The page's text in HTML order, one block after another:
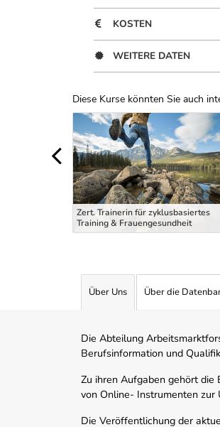
KOSTEN
WEITERE DATEN
Diese Kurse könnten Sie auch
Uber Weiterbildungsvorschläge
Zert. Trainerin für zyklusbasiertes
Training & Frauengesundheit
Über Uns Über die
Die Abteilung
Berufsinformation und
Zu ihren Aufgaben gehört
von Online- Instrumenten zur
Die Veröffentlichung der